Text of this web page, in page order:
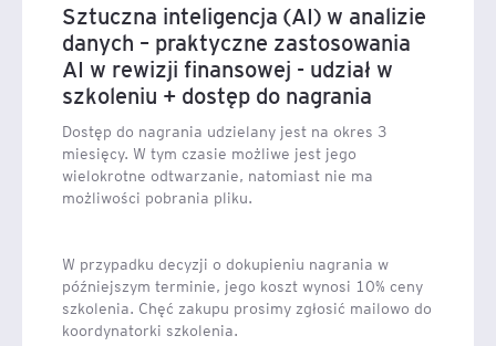
Sztuczna inteligencja (AI) w analizie
danych – praktyczne zastosowania
AI w rewizji finansowej - udział w
szkoleniu + dostęp do nagrania
Dostęp do nagrania udzielany jest na okres 3
miesięcy. W tym czasie możliwe jest jego
wielokrotne odtwarzanie, natomiast nie ma
możliwości pobrania pliku.
W przypadku decyzji o dokupieniu nagrania w
późniejszym terminie, jego koszt wynosi 10% ceny
szkolenia. Chęć zakupu prosimy zgłosić mailowo do
koordynatorki szkolenia.